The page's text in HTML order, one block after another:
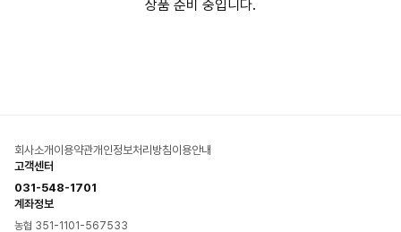
상품 준비 중입니다.
회사소개 이용약관개인정보처리방침이용안내
고객센터
031-548-1701
계좌정보
농협 351-1101-567533